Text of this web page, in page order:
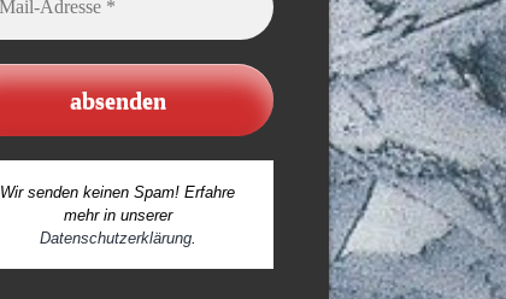
Wir senden keinen Spam! Erfahre
mehr in unserer
Datenschutzerklärung.